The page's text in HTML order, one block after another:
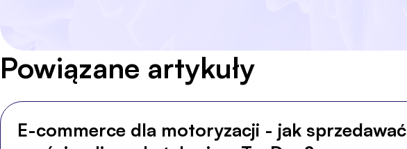
Powiązane artykuły
E-commerce dla motoryzacji - jak sprzedawać